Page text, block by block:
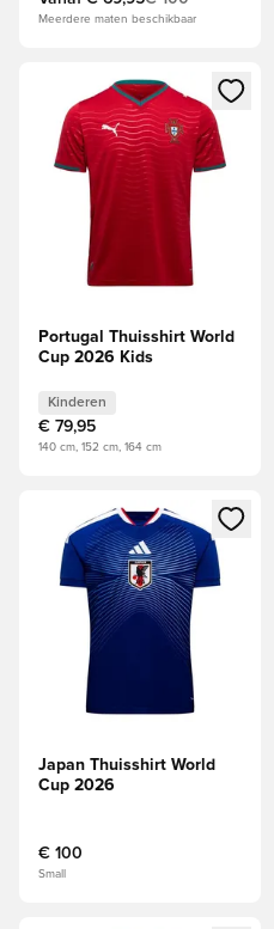
Meerdere maten beschikbaar
Opent een venster om in te
Portugal Thuisshirt World
Cup 2026 Kids
Kinderen
€ 79,95
140 cm, 152 cm, 164 cm
Opent een venster om in te
Japan Thuisshirt World
Cup 2026
€ 100
Small